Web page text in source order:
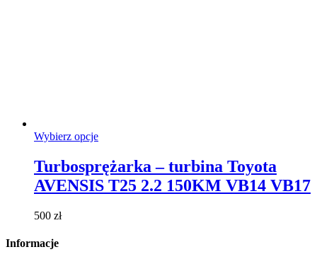
Wybierz opcjeTen
wiele
wariantów.
Turbosprężarka – turbina Toyota
AVENSIS T25 2.2 150KM VB14 VB17
500 zł
Informacje